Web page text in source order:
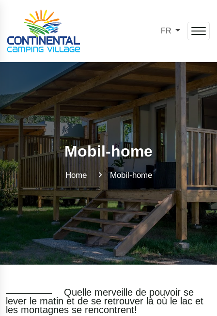
FR
Mobil-home
Home Mobil-home
Quelle merveille de pouvoir se
lever le matin et de se retrouver là où le lac et
les montagnes se rencontrent!